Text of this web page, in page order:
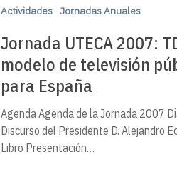
Actividades Jornadas Anuales
Jornada UTECA 2007:
modelo de televisión
para España
Agenda Agenda de la Jornada 2007
Discurso del Presidente D. Alejandro
Libro Presentación…